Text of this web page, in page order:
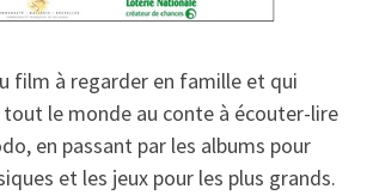
film à regarder en famille et qui
le monde au conte à écouter-lire
en passant par les albums pour
et les jeux pour les plus grands.